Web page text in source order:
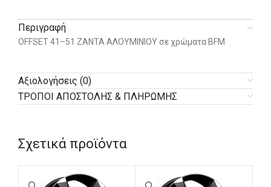
Περιγραφή
OFFSET 41–51 ΖΑΝΤΑ ΑΛΟΥΜΙΝΙΟΥ σε χρώματα BFM
Αξιολογήσεις (0)
ΤΡΟΠΟΙ ΑΠΟΣΤΟΛΗΣ & ΠΛΗΡΩΜΗΣ
Σχετικά προϊόντα